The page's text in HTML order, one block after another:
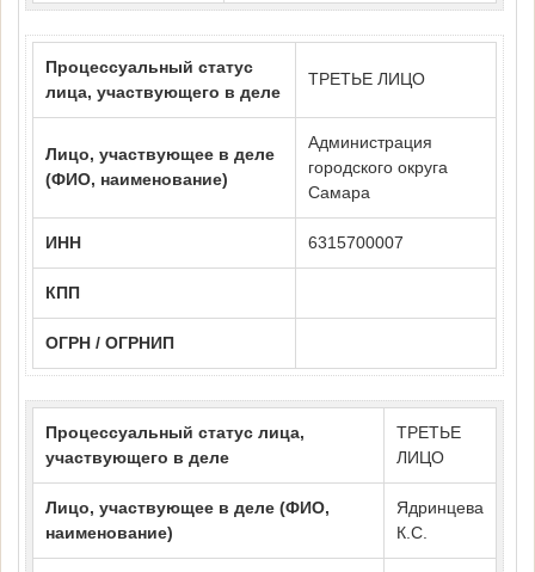
Процессуальный статус
лица, участвующего в деле
ТРЕТЬЕ ЛИЦО
Лицо, участвующее в деле
(ФИО, наименование)
Администрация
городского округа
Самара
ИНН 6315700007
КПП
ОГРН / ОГРНИП
Процессуальный статус лица,
участвующего в деле
ТРЕТЬЕ
ЛИЦО
Лицо, участвующее в деле (ФИО,
наименование)
Ядринцева
К.С.